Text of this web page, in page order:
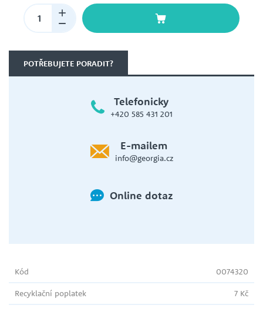
POTŘEBUJETE PORADIT?
Telefonicky
+420 585 431 201
E-mailem
info@georgia.cz
Online dotaz
Kód 0074320
Recyklační poplatek 7 Kč